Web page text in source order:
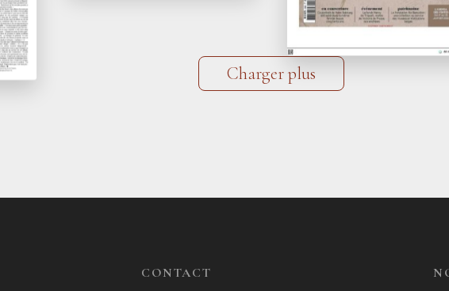
Charger plus
CONTACT